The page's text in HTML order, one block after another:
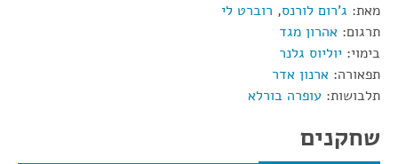
מאת: ג'רום לורנס, רוברט לי
תרגום: אהרון מגד
בימוי: יוליוס גלנר
תפאורה: ארנון אדר
תלבושות: עופרה בורלא
שחקנים